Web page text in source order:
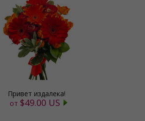
Привет издалека!
от $49.00 US